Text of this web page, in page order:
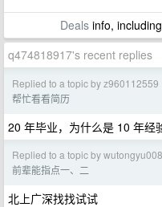
Dealsinfo,
q474818917's recent replies
Replied to a topic by z960112559
帮忙看看简历
20 年毕业，为什么是 10 年经
Replied to a topic by wutongyu008
前辈能指点一、二
北上广深找找试试